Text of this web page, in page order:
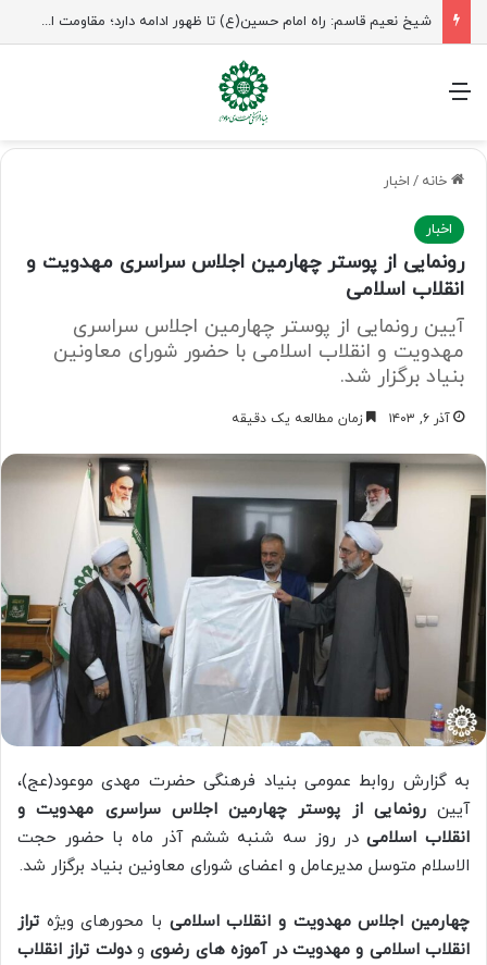
راهپیمایی اربعین، رزمایش منتظران ظهور
منو
خانه / اخبار
اخبار
رونمایی از پوستر چهارمین اجلاس سراسری مهدویت و
انقلاب اسلامی
آیین رونمایی از پوستر چهارمین اجلاس سراسری
مهدویت و انقلاب اسلامی با حضور شورای معاونین
بنیاد برگزار شد.
آذر ۶, ۱۴۰۳ زمان مطالعه یک دقیقه
به گزارش روابط عمومی بنیاد فرهنگی حضرت مهدی موعود(عج)،
آیینرونمایی از پوستر چهارمین اجلاس سراسری مهدویت و
انقلاب اسلامیدر روز سه شنبه ششم آذر ماه با حضور حجت
الاسلام متوسل مدیرعامل و اعضای شورای معاونین بنیاد برگزار شد.
چهارمین اجلاس مهدویت و انقلاب اسلامی با محورهای ویژه تراز
انقلاب اسلامی و مهدویت در آموزه های رضوی ودولت تراز انقلاب